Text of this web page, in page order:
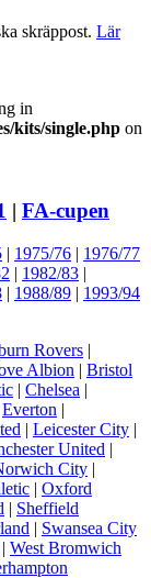
skräppost. Lär
in
kits/single.php on
| FA-cupen
| 1975/76 | 1976/77
| 1982/83 |
| 1988/89 | 1993/94
Rovers |
Albion | Bristol
| Chelsea |
Everton |
| Leicester City |
United |
City |
| Oxford
| Sheffield
| Swansea City
| West Bromwich